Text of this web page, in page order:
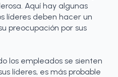
Aquí hay algunas
líderes deben hacer un
preocupación por sus
los empleados se sienten
líderes, es más probable